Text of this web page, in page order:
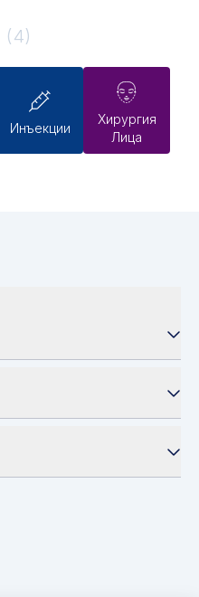
(4)
Инъекции
Хирургия
Лица